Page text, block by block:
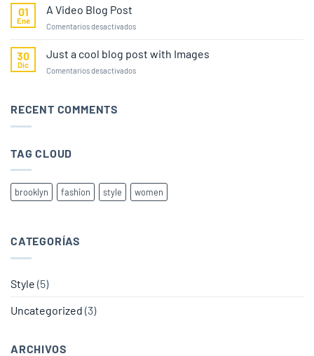
Post
01
Ene
A Video Blog Post
Comentarios desactivadosen
Video
Post
30
Dic
Just a cool blog post with Images
Comentarios desactivadosen
RECENT COMMENTS
TAG CLOUD
brooklyn fashion style women
CATEGORÍAS
Style (5)
Uncategorized (3)
ARCHIVOS